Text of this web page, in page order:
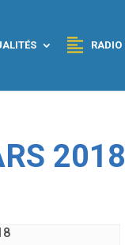
RADIO
2018